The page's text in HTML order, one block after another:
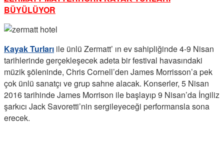
BÜYÜLÜYOR
Kayak Turları ile ünlü Zermatt’ ın ev sahipliğinde 4-9 Nisan
tarihlerinde gerçekleşecek adeta bir festival havasındaki
müzik şöleninde, Chris Cornell’den James Morrisson’a pek
çok ünlü sanatçı ve grup sahne alacak. Konserler, 5 Nisan
2016 tarihinde James Morrison ile başlayıp 9 Nisan’da İngiliz
şarkıcı Jack Savoretti’nin sergileyeceği performansla sona
erecek.